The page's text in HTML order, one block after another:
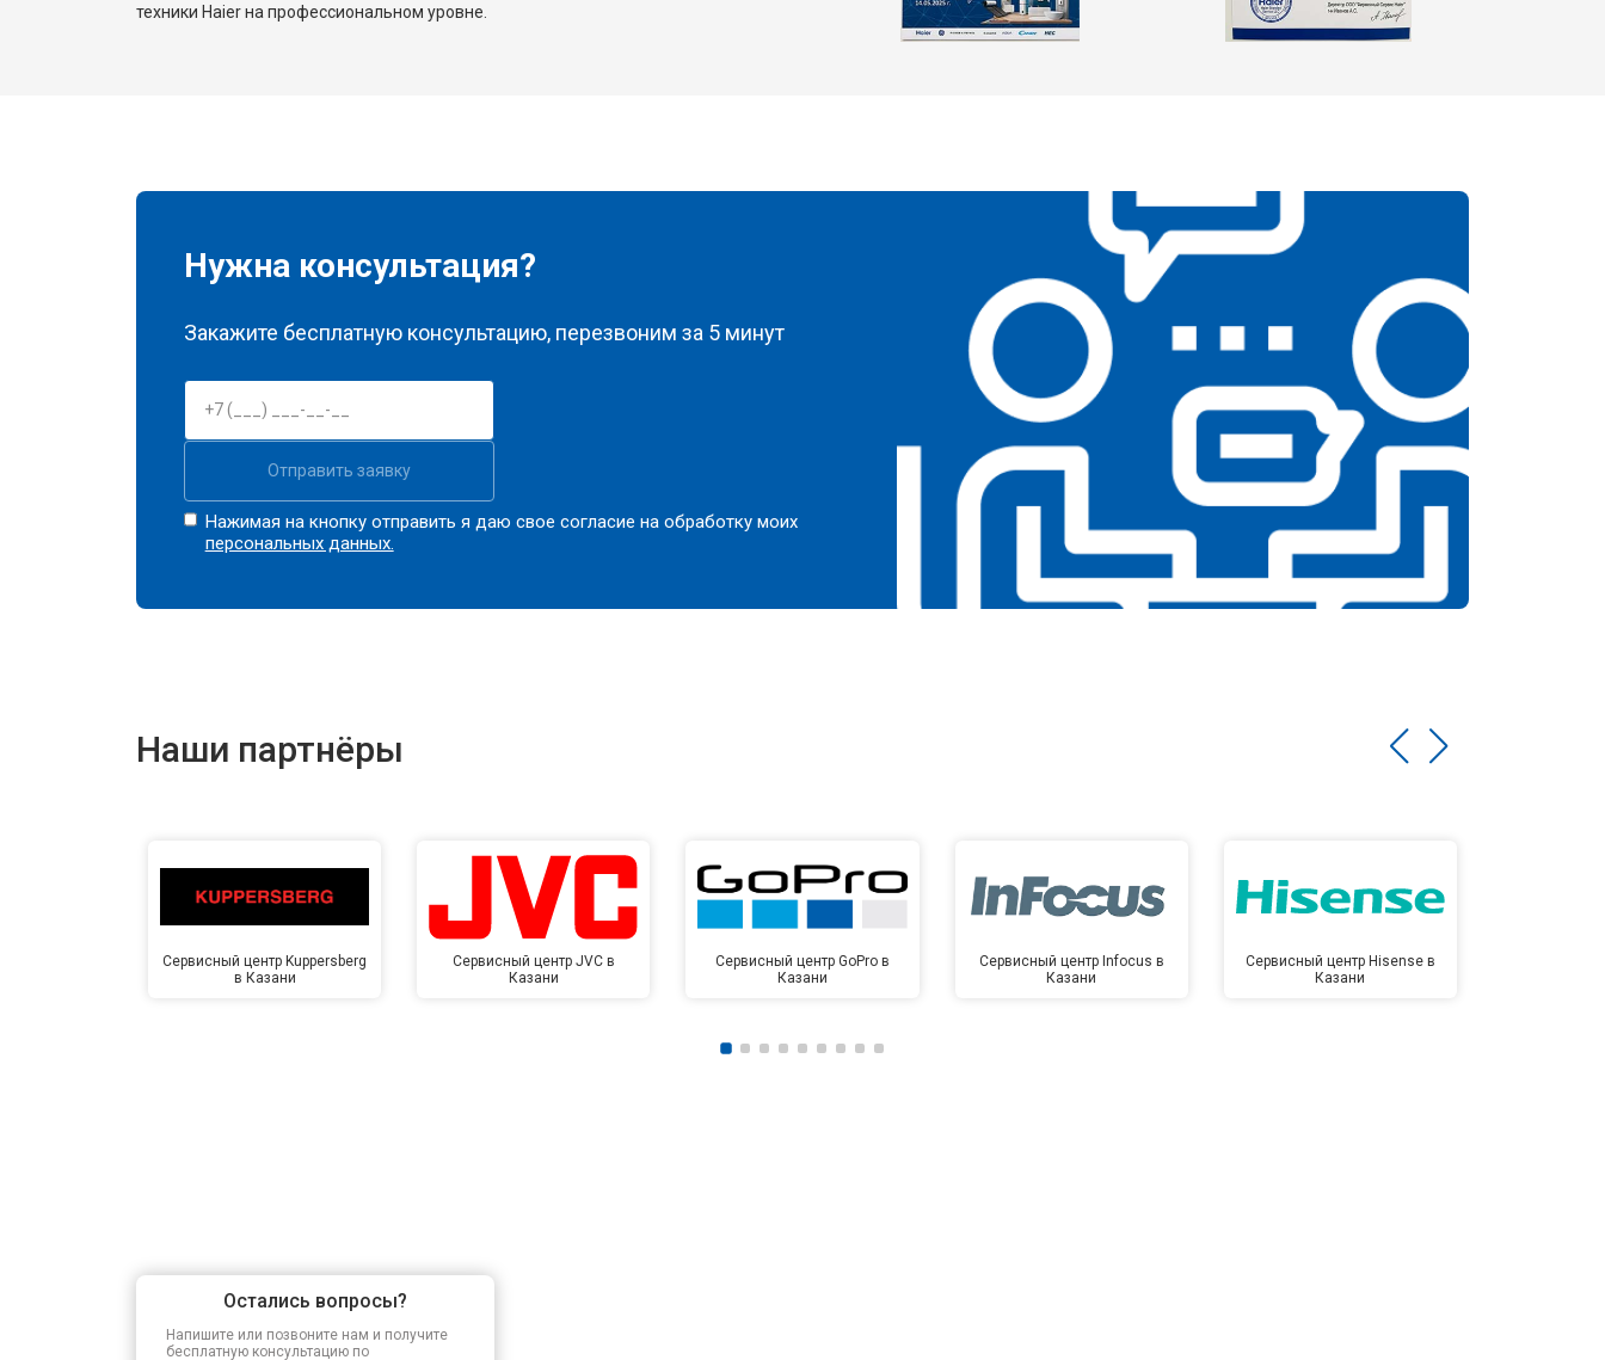
техники Haier на профессиональном уровне.
Нужна консультация?
Закажите бесплатную консультацию, перезвоним за 5 минут
Отправить заявку
Нажимая на кнопку отправить я даю свое согласие на обработку моих
персональных данных.
Наши партнёры
Сервисный центр Kuppersberg
в Казани
Сервисный центр JVC в
Казани
Сервисный центр GoPro в
Казани
Сервисный центр Infocus в
Казани
Сервисный центр Hisense в
Казани
Остались вопросы?
Напишите или позвоните нам и получите
бесплатную консультацию по